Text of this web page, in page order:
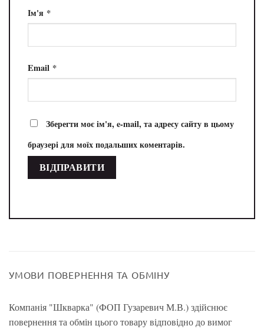
Ім'я *
Email *
Зберегти моє ім'я, e-mail, та адресу сайту в цьому
браузері для моїх подальших коментарів.
УМОВИ ПОВЕРНЕННЯ ТА ОБМІНУ
Компанія "Шкварка" (ФОП Гузаревич М.В.) здійснює
повернення та обмін цього товару відповідно до вимог